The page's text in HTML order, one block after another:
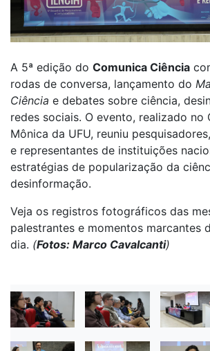
A 5ª edição do Comunica Ciência
rodas de conversa, lançamento do
Ciência e debates sobre ciência,
redes sociais. O evento, realizado no
Mônica da UFU, reuniu
e representantes de instituições
estratégias de popularização da
desinformação.
Veja os registros fotográficos das
palestrantes e momentos marcantes
dia. (Fotos: Marco Cavalcanti)